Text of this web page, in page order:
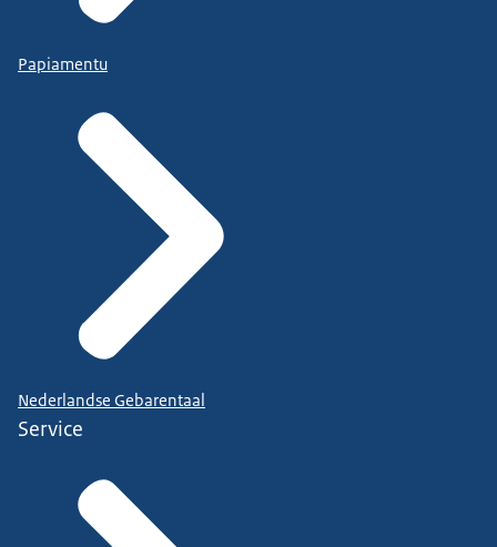
Papiamentu
Nederlandse Gebarentaal
Service